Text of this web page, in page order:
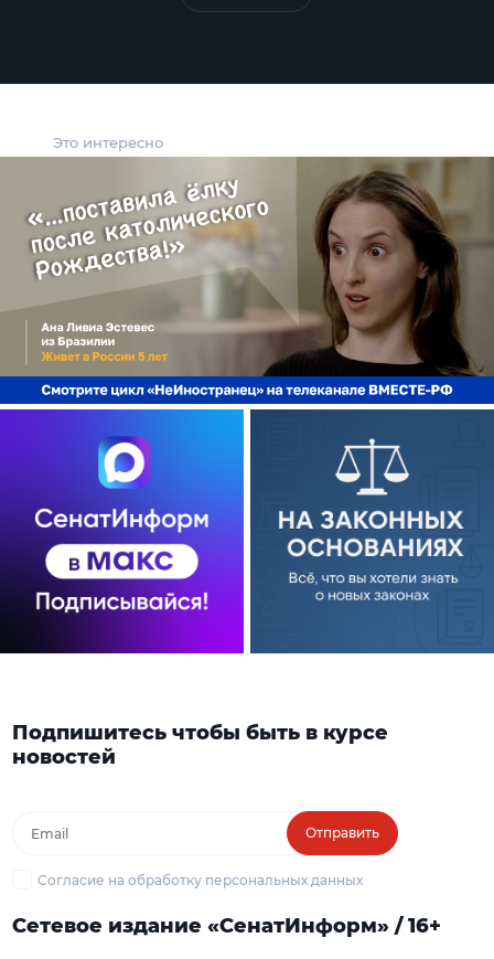
Это интересно
Подпишитесь чтобы быть в курсе
новостей
Отправить
Согласие на обработку персональных данных
Сетевое издание «СенатИнформ» / 16+